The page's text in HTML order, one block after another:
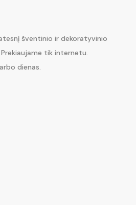
šventinio ir dekoratyvinio
tik internetu.
dienas.